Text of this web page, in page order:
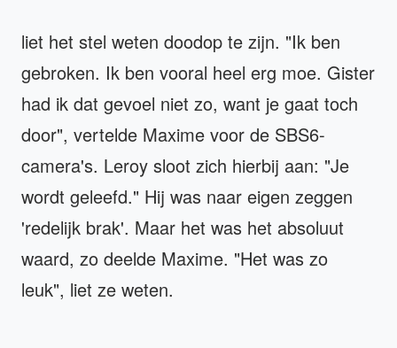
liet het stel weten doodop te zijn. "Ik ben
gebroken. Ik ben vooral heel erg moe. Gister
had ik dat gevoel niet zo, want je gaat toch
door", vertelde Maxime voor de SBS6-
camera's. Leroy sloot zich hierbij aan: "Je
wordt geleefd." Hij was naar eigen zeggen
'redelijk brak'. Maar het was het absoluut
waard, zo deelde Maxime. "Het was zo
leuk", liet ze weten.